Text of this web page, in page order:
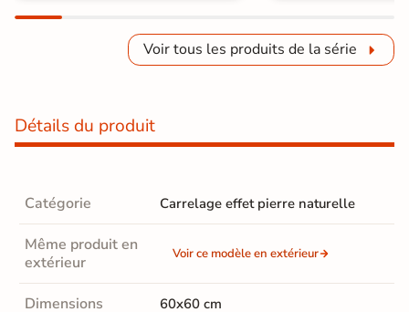
Voir tous les produits de la série
Détails du produit
Catégorie Carrelage effet pierre naturelle
Même produit en
extérieur
Voir ce modèle en extérieur
Dimensions 60x60 cm